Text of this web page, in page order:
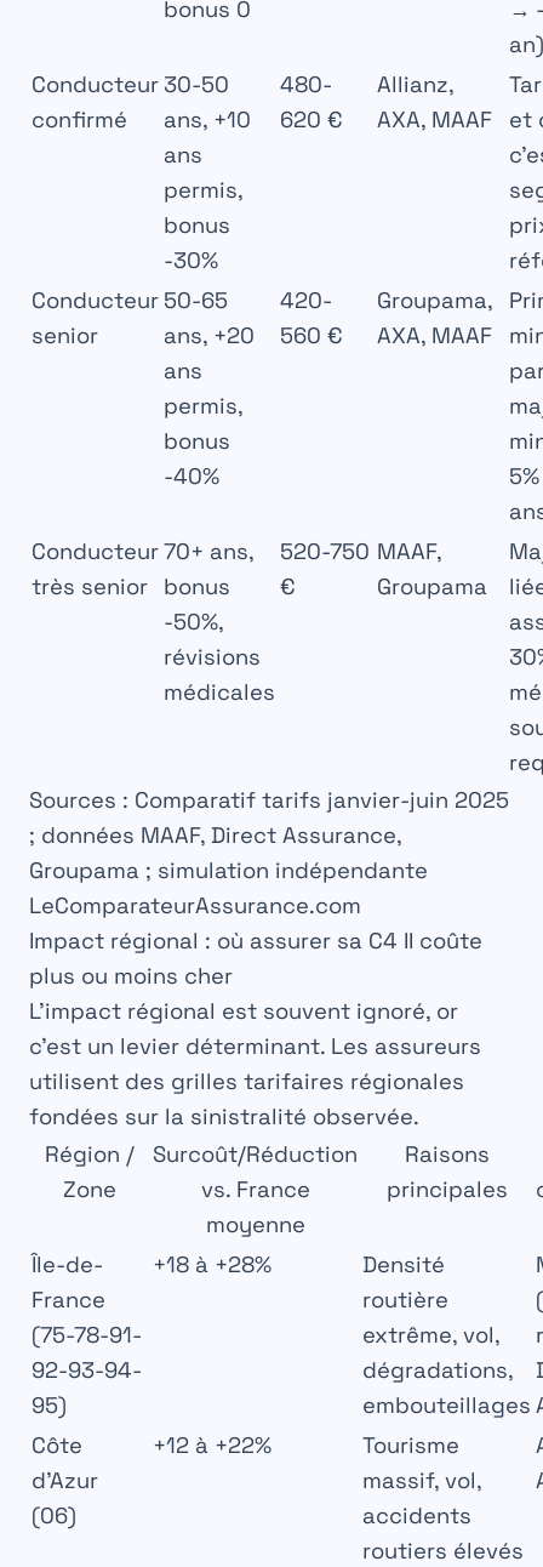
bonus 0
→
an)
Conducteur
confirmé
30-50
ans, +10
ans
permis,
bonus
-30%
480-
620 €
Allianz,
AXA, MAAF
et
Conducteur
senior
50-65
ans, +20
ans
permis,
bonus
-40%
420-
560 €
Groupama,
AXA, MAAF
Conducteur
très senior
70+ ans,
bonus
-50%,
révisions
médicales
520-750
€
MAAF,
Groupama
Sources : Comparatif tarifs janvier-juin 2025
; données MAAF, Direct Assurance,
Groupama ; simulation indépendante
LeComparateurAssurance.com
Impact régional : où assurer sa C4 II coûte
plus ou moins cher
L’impact régional est souvent ignoré, or
c’est un levier déterminant. Les assureurs
utilisent des grilles tarifaires régionales
fondées sur la sinistralité observée.
Région /
Zone
Surcoût/Réduction
vs. France
moyenne
Raisons
principales
Île-de-
France
(75-78-91-
92-93-94-
95)
+18 à +28%
Densité
routière
extrême, vol,
dégradations,
embouteillages
Côte
d’Azur
(06)
+12 à +22%
Tourisme
massif, vol,
accidents
routiers élevés